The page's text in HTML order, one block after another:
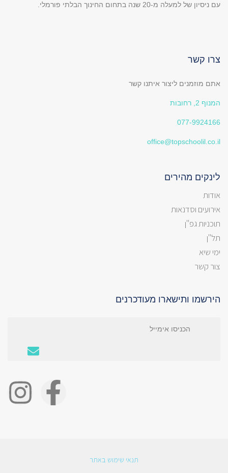
עם ניסיון של למעלה מ-20 שנה בתחום החינוך הבלתי פורמלי.
צרו קשר
אתם מוזמנים ליצור איתנו קשר
המנוף 2, רחובות
077-9924166
office@topschoolil.co.il
לינקים מהירים
אודות
אירועים וסדנאות
תוכניות גפ"ן
תל"ן
ימי שיא
צור קשר
הירשמו ותישארו מעודכרנים
תנאי שימוש באתר